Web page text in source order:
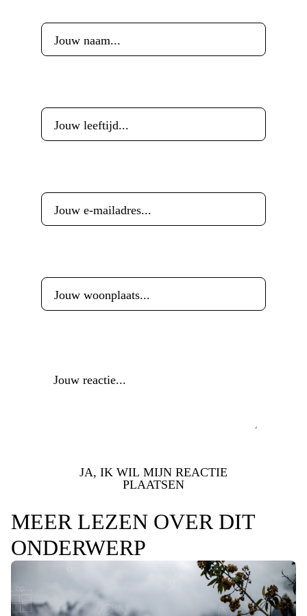
JA, IK WIL MIJN REACTIE
PLAATSEN
MEER LEZEN OVER DIT
ONDERWERP